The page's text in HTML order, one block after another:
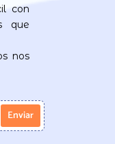
con
que
nos